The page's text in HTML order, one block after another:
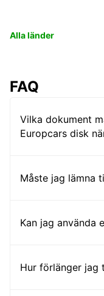
Alla länder
FAQ
Vilka dokument
Europcars disk
Måste jag lämna
Kan jag använda
Hur förlänger jag